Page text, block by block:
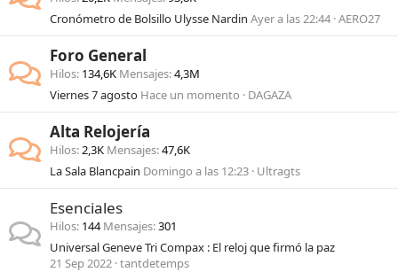
Cronómetro de Bolsillo Ulysse Nardin Ayer a las 22:44 AERO27
Foro General
Hilos 134,6K Mensajes 4,3M
Viernes 7 agosto Hace un momento DAGAZA
Alta Relojería
Hilos 2,3K Mensajes 47,6K
La Sala Blancpain Domingo a las 12:23 Ultragts
Esenciales
Hilos 144 Mensajes 301
Universal Geneve Tri Compax : El reloj que firmó la paz
21 Sep 2022 tantdetemps